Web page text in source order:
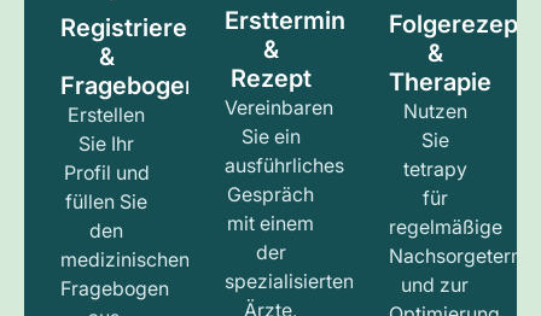
Registrieren
&
Fragebogen
Erstellen
Sie Ihr
Profil und
füllen Sie
den
medizinischen
Fragebogen
Ersttermin
&
Rezept
Vereinbaren
Sie ein
ausführliches
Gespräch
mit einem
der
spezialisierten
Ärzte,
Folgerezept
&
Therapie
Nutzen
Sie
tetrapy
für
regelmäßige
und zur